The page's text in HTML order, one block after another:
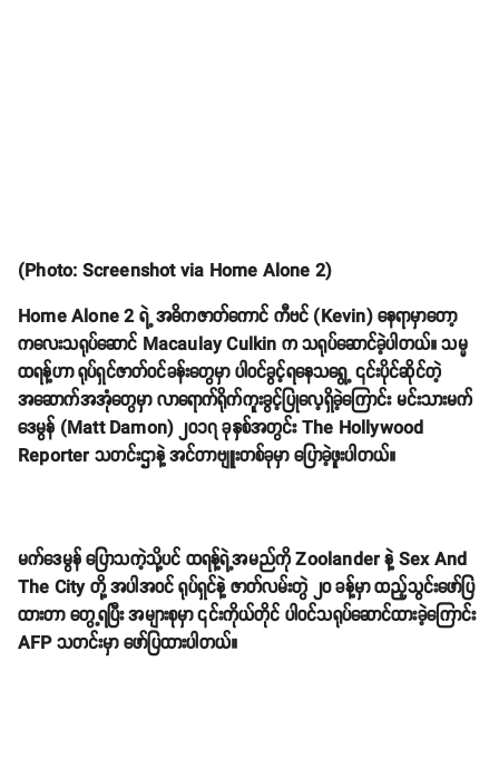
(Photo: Screenshot via Home Alone 2)
Home Alone 2 ရဲ့ အဓိကဇာတ်ကောင် ကီဗင် (Kevin) နေရာမှာတော့
ကလေးသရုပ်ဆောင် Macaulay Culkin က သရုပ်ဆောင်ခဲ့ပါတယ်။ သမ္မ
ထရန့်ဟာ ရုပ်ရှင်ဇာတ်ဝင်ခန်းတွေမှာ ပါဝင်ခွင့်ရနေသရွေ့ ၎င်းပိုင်ဆိုင်တဲ့
အဆောက်အအုံတွေမှာ လာရောက်ရိုက်ကူးခွင့်ပြုလေ့ရှိခဲ့ကြောင်း မင်းသားမက်
ဒေမွန် (Matt Damon) ၂၀၁၇ ခုနှစ်အတွင်း The Hollywood
Reporter သတင်းဌာနဲ့ အင်တာဗျူးတစ်ခုမှာ ပြောခဲ့ဖူးပါတယ်။
မက်ဒေမွန် ပြောသကဲ့သို့ပင် ထရန့်ရဲ့အမည်ကို Zoolander နဲ့ Sex And
The City တို့ အပါအဝင် ရုပ်ရှင်နဲ့ ဇာတ်လမ်းတွဲ ၂၀ ခန့်မှာ ထည့်သွင်းဖော်ပြ
ထားတာ တွေ့ရပြီး အများစုမှာ ၎င်းကိုယ်တိုင် ပါဝင်သရုပ်ဆောင်ထားခဲ့ကြောင်း
AFP သတင်းမှာ ဖော်ပြထားပါတယ်။